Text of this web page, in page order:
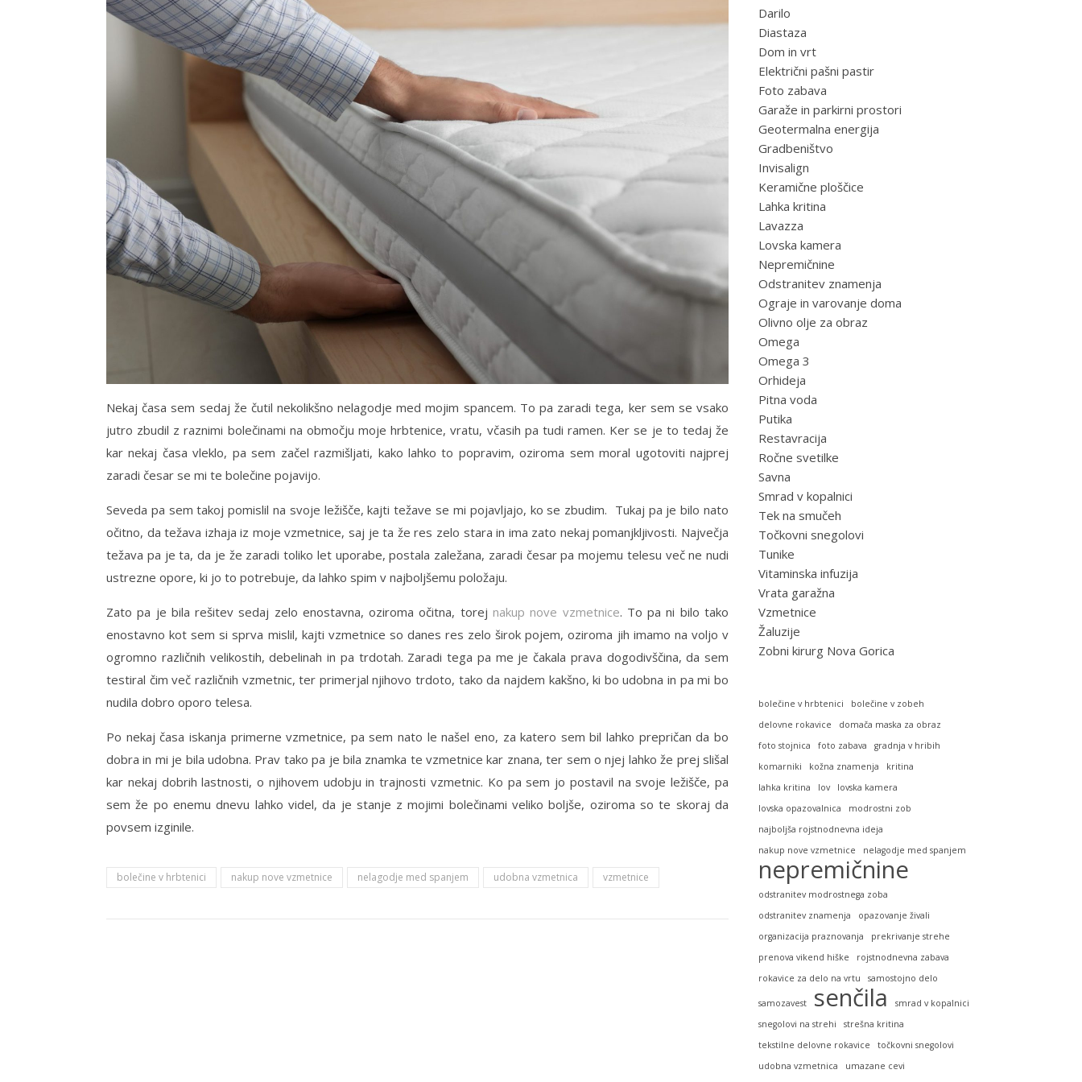
Nekaj časa sem sedaj že čutil nekolikšno nelagodje med mojim spancem. To pa zaradi tega, ker sem se vsako
jutro zbudil z raznimi bolečinami na območju moje hrbtenice, vratu, včasih pa tudi ramen. Ker se je to tedaj že
kar nekaj časa vleklo, pa sem začel razmišljati, kako lahko to popravim, oziroma sem moral ugotoviti najprej
zaradi česar se mi te bolečine pojavijo.
Seveda pa sem takoj pomislil na svoje ležišče, kajti težave se mi pojavljajo, ko se zbudim. Tukaj pa je bilo nato
očitno, da težava izhaja iz moje vzmetnice, saj je ta že res zelo stara in ima zato nekaj pomanjkljivosti. Največja
težava pa je ta, da je že zaradi toliko let uporabe, postala zaležana, zaradi česar pa mojemu telesu več ne nudi
ustrezne opore, ki jo to potrebuje, da lahko spim v najboljšemu položaju.
Zato pa je bila rešitev sedaj zelo enostavna, oziroma očitna, torej nakup nove vzmetnice. To pa ni bilo tako
enostavno kot sem si sprva mislil, kajti vzmetnice so danes res zelo širok pojem, oziroma jih imamo na voljo v
ogromno različnih velikostih, debelinah in pa trdotah. Zaradi tega pa me je čakala prava dogodivščina, da sem
testiral čim več različnih vzmetnic, ter primerjal njihovo trdoto, tako da najdem kakšno, ki bo udobna in pa mi bo
nudila dobro oporo telesa.
Po nekaj časa iskanja primerne vzmetnice, pa sem nato le našel eno, za katero sem bil lahko prepričan da bo
dobra in mi je bila udobna. Prav tako pa je bila znamka te vzmetnice kar znana, ter sem o njej lahko že prej slišal
kar nekaj dobrih lastnosti, o njihovem udobju in trajnosti vzmetnic. Ko pa sem jo postavil na svoje ležišče, pa
sem že po enemu dnevu lahko videl, da je stanje z mojimi bolečinami veliko boljše, oziroma so te skoraj da
povsem izginile.
bolečine v hrbtenici nakup nove vzmetnice nelagodje med spanjem udobna vzmetnica vzmetnice
Darilo
Diastaza
Dom in vrt
Električni pašni pastir
Foto zabava
Garaže in parkirni prostori
Geotermalna energija
Gradbeništvo
Invisalign
Keramične ploščice
Lahka kritina
Lavazza
Lovska kamera
Nepremičnine
Odstranitev znamenja
Ograje in varovanje doma
Olivno olje za obraz
Omega
Omega 3
Orhideja
Pitna voda
Putika
Restavracija
Ročne svetilke
Savna
Smrad v kopalnici
Tek na smučeh
Točkovni snegolovi
Tunike
Vitaminska infuzija
Vrata garažna
Vzmetnice
Žaluzije
Zobni kirurg Nova Gorica
bolečine v hrbtenici
bolečine v zobeh
delovne rokavice
domača maska za obraz
foto stojnica
foto zabava
gradnja v hribih
komarniki
kožna znamenja
kritina
lahka kritina
lov
lovska kamera
lovska opazovalnica
modrostni zob
najboljša rojstnodnevna ideja
nakup nove vzmetnice
nelagodje med spanjem
nepremičnine
odstranitev modrostnega zoba
odstranitev znamenja
opazovanje živali
organizacija praznovanja
prekrivanje strehe
prenova vikend hiške
rojstnodnevna zabava
rokavice za delo na vrtu
samostojno delo
samozavest senčila
smrad v kopalnici
snegolovi na strehi
strešna kritina
tekstilne delovne rokavice
točkovni snegolovi
udobna vzmetnica
umazane cevi